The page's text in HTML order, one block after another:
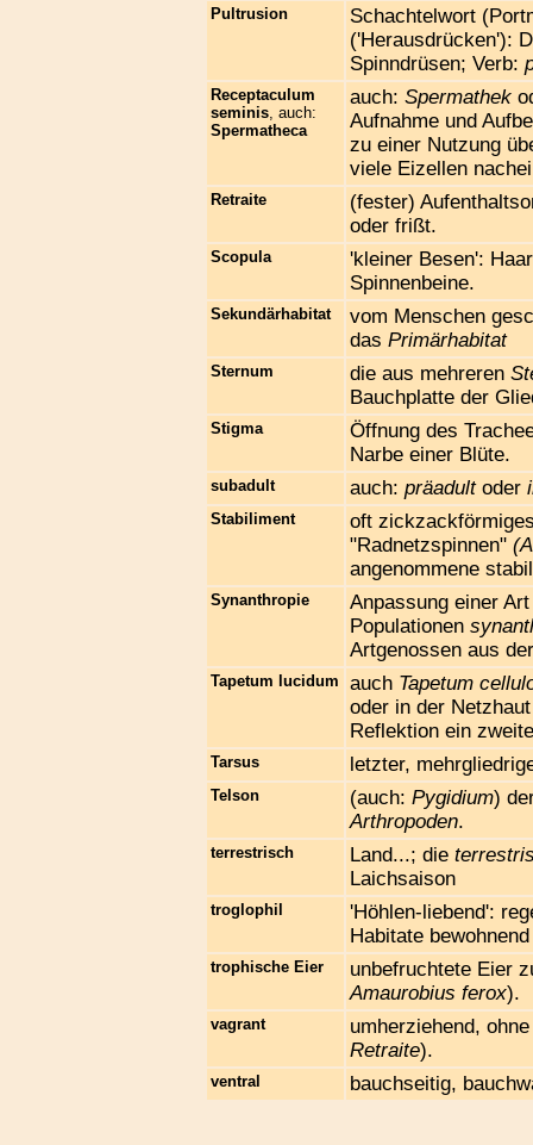
Pultrusion
Schachtelwort
('Herausdrücken'):
Spinndrüsen; Verb:
Receptaculum
seminis , auch:
Spermatheca
auch: Spermathek
Aufnahme und
zu einer Nutzung
viele Eizellen
Retraite
(fester)
oder frißt.
Scopula
'kleiner Besen':
Spinnenbeine.
Sekundärhabitat
vom Menschen
das Primärhabitat
Sternum die aus mehreren
Bauchplatte der
Stigma
Öffnung des
Narbe einer Blüte.
subadult auch: präadultoder
Stabiliment
oft
"Radnetzspinnen"
angenommene
Synanthropie
Anpassung einer
Populationen
Artgenossen aus
Tapetum lucidum auch Tapetum
oder in der
Reflektion ein
Tarsus letzter,
Telson (auch: Pygidium)
Arthropoden.
terrestrisch Land...; die
Laichsaison
troglophil
'Höhlen-liebend':
Habitate bewohnend
trophische Eier
unbefruchtete Eier
Amaurobius ferox).
vagrant
umherziehend,
Retraite).
ventral bauchseitig,